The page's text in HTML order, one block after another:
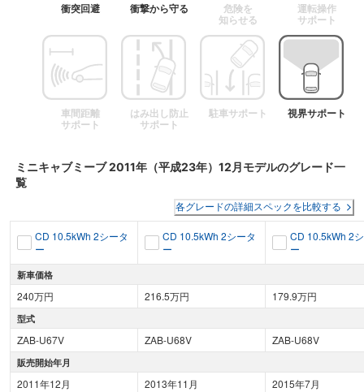
衝突回避 衝撃から守る 危険を
知らせる
運転操作
サポート
車間距離
サポート
はみ出し防止
サポート
駐車サポート 視界サポート
ミニキャブミーブ2011年（平成23年）12月モデルのグレード一
覧
各グレードの詳細スペックを比較する
CD 10.5kWh 2シータ
ー
CD 10.5kWh 2シータ
ー
CD 10.5kWh 2
ー
新車価格
240万円 216.5万円 179.9万円
型式
ZAB-U67V ZAB-U68V ZAB-U68V
販売開始年月
2011年12月 2013年11月 2015年7月